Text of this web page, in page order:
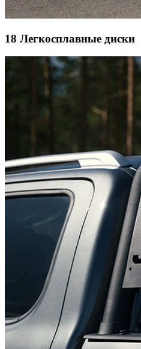
18 Легкосплавные диски